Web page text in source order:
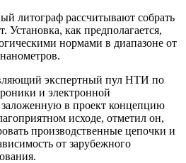
литограф рассчитывают собрать
Установка, как предполагается,
нормами в диапазоне от
экспертный пул НТИ по
и электронной
в проект концепцию
исходе, отметил он,
производственные цепочки и
от зарубежного